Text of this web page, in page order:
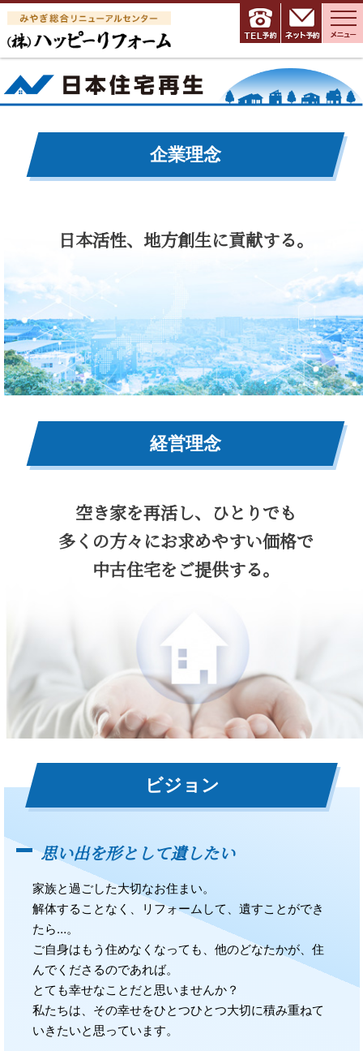
企業理念
日本活性、地方創生に貢献する。
経営理念
空き家を再活し、ひとりでも
多くの方々にお求めやすい価格で
中古住宅をご提供する。
ビジョン
思い出を形として遺したい
家族と過ごした大切なお住まい。
解体することなく、リフォームして、遺すことができ
たら…。
ご自身はもう住めなくなっても、他のどなたかが、住
んでくださるのであれば。
とても幸せなことだと思いませんか？
私たちは、その幸せをひとつひとつ大切に積み重ねて
いきたいと思っています。